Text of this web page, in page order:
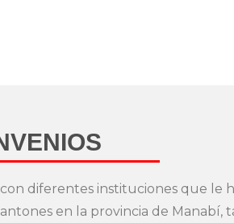
diferentes instituciones que le
en la provincia de Manabí,